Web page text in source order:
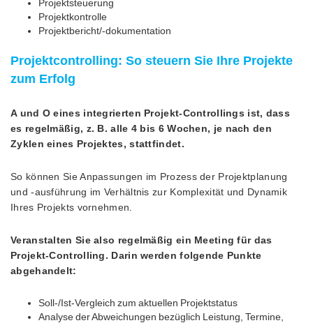
Projektsteuerung
Projektkontrolle
Projektbericht/-dokumentation
Projektcontrolling: So steuern Sie Ihre Projekte
zum Erfolg
A und O eines integrierten Projekt-Controllings ist, dass
es regelmäßig, z. B. alle 4 bis 6 Wochen, je nach den
Zyklen eines Projektes, stattfindet.
So können Sie Anpassungen im Prozess der Projektplanung
und -ausführung im Verhältnis zur Komplexität und Dynamik
Ihres Projekts vornehmen.
Veranstalten Sie also regelmäßig ein Meeting für das
Projekt-Controlling. Darin werden folgende Punkte
abgehandelt:
Soll-/Ist-Vergleich zum aktuellen Projektstatus
Analyse der Abweichungen bezüglich Leistung, Termine,